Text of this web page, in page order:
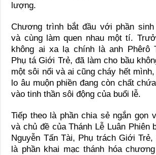
lượng.
Chương trình bắt đầu với phần
và cùng làm quen nhau một tí.
không ai xa lạ chính là anh Phêrô
Phụ tá Giới Trẻ, đã làm cho bầu
một sôi nổi và ai cũng cháy hết
lo âu muộn phiền đang còn chất
vào tinh thần sôi động của buổi lễ.
Tiếp theo là phần chia sẻ ngắn gọn
và chủ đề của Thánh Lễ Luân Phiên
Nguyễn Tấn Tài, Phụ trách Giới
là phần khai mạc thánh hóa